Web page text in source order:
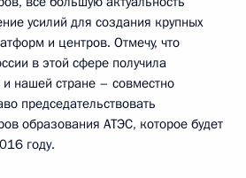
усилий для создания крупных
и центров. Отмечу, что
в этой сфере получила
нашей стране – совместно
председательствовать
образования АТЭС, которое будет
году.